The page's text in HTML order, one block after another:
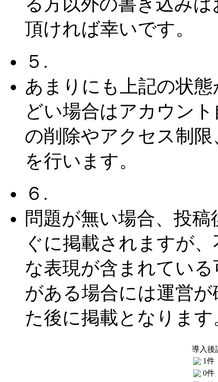
頂ければ幸いです。
５.
あまりにも上記の状態
どい場合はアカウント
の削除やアクセス制限
を行います。
６.
問題が無い場合、投稿
ぐに掲載されますが
な表現が含まれている
がある場合には運営が
た後に掲載となります
導入後
1件
0件